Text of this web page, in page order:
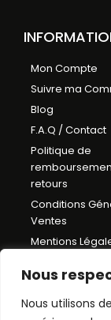
Nous
Nous utilisons
Mon Compte
Suivre ma
Blog
F.A.Q / Contact
Politique de
retours
Conditions
Ventes
Mentions